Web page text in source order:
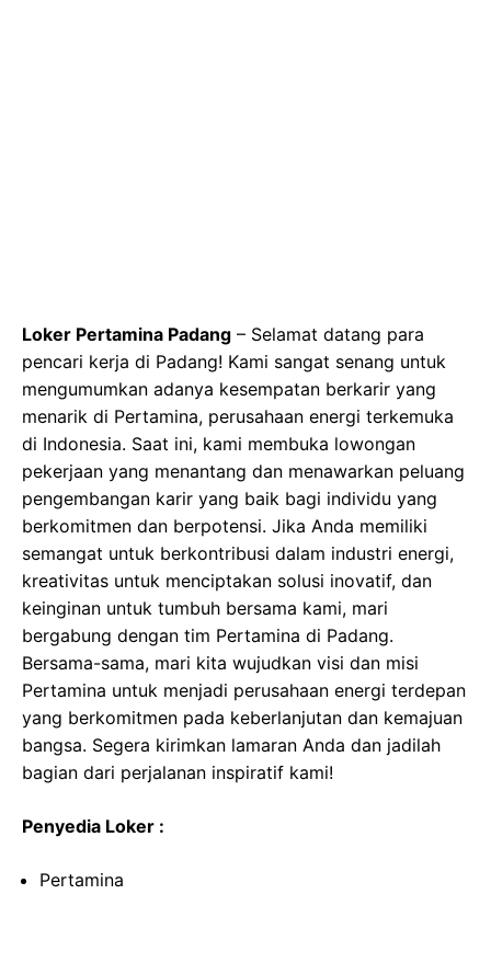
Loker Pertamina Padang – Selamat datang para
pencari kerja di Padang! Kami sangat senang untuk
mengumumkan adanya kesempatan berkarir yang
menarik di Pertamina, perusahaan energi terkemuka
di Indonesia. Saat ini, kami membuka lowongan
pekerjaan yang menantang dan menawarkan peluang
pengembangan karir yang baik bagi individu yang
berkomitmen dan berpotensi. Jika Anda memiliki
semangat untuk berkontribusi dalam industri energi,
kreativitas untuk menciptakan solusi inovatif, dan
keinginan untuk tumbuh bersama kami, mari
bergabung dengan tim Pertamina di Padang.
Bersama-sama, mari kita wujudkan visi dan misi
Pertamina untuk menjadi perusahaan energi terdepan
yang berkomitmen pada keberlanjutan dan kemajuan
bangsa. Segera kirimkan lamaran Anda dan jadilah
bagian dari perjalanan inspiratif kami!
Penyedia Loker :
Pertamina